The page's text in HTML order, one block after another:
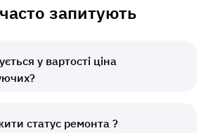
запитують
у вартості ціна
статус ремонта ?